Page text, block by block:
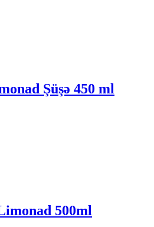
Şüşə 450 ml
500ml